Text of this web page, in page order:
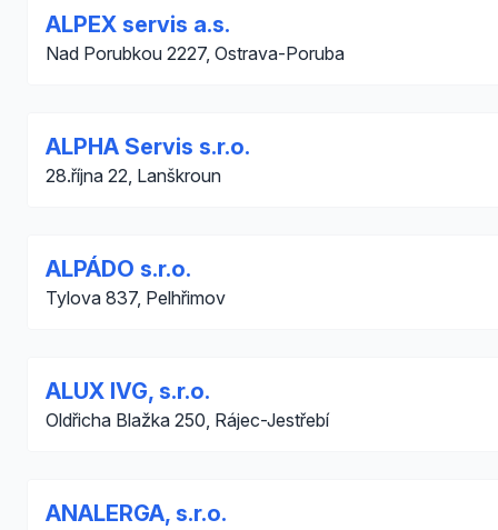
ALPEX servis a.s.
Nad Porubkou 2227, Ostrava-Poruba
ALPHA Servis s.r.o.
28.října 22, Lanškroun
ALPÁDO s.r.o.
Tylova 837, Pelhřimov
ALUX IVG, s.r.o.
Oldřicha Blažka 250, Rájec-Jestřebí
ANALERGA, s.r.o.